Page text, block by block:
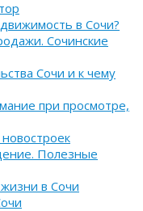
в Сочи?
Сочинские
Сочи и к чему
при просмотре,
Полезные
в Сочи